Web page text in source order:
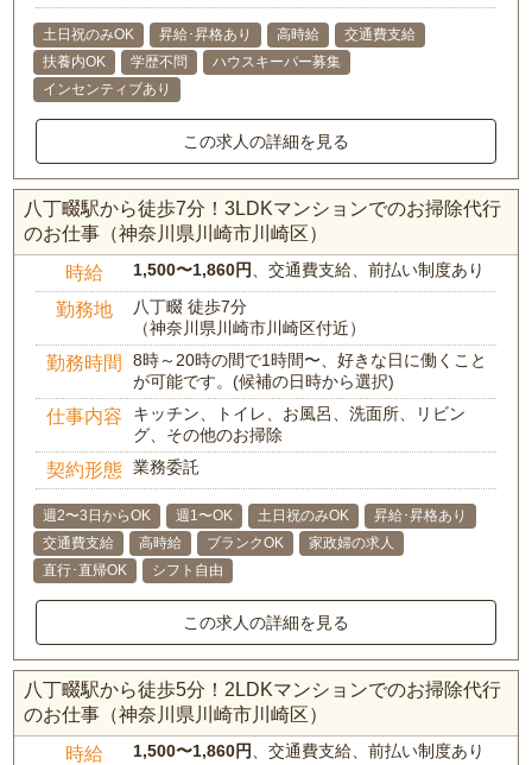
土日祝のみOK 昇給･昇格あり 高時給
交通費支給
扶養内OK
学歴不問
ハウスキーパー募集
インセンティブあり
この求人の詳細を見る
八丁畷駅から徒歩7分！3LDKマンションでのお掃除代行
のお仕事（神奈川県川崎市川崎区）
時給 1,500〜1,860円 、交通費支給、前払い制度あり
勤務地
八丁畷 徒歩7分
（神奈川県川崎市川崎区付近）
勤務時間
8時～20時の間で1時間〜、好きな日に働くこと
が可能です。(候補の日時から選択)
仕事内容
キッチン、トイレ、お風呂、洗面所、リビン
グ、その他のお掃除
契約形態 業務委託
週2〜3日からOK 週1〜OK 土日祝のみOK
昇給･昇格あり
交通費支給
高時給 ブランクOK
家政婦の求人
直行･直帰OK
シフト自由
この求人の詳細を見る
八丁畷駅から徒歩5分！2LDKマンションでのお掃除代行
のお仕事（神奈川県川崎市川崎区）
時給 1,500〜1,860円 、交通費支給、前払い制度あり